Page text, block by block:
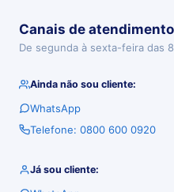
Canais de atendimento
De segunda à sexta-feira das
Ainda não sou cliente:
WhatsApp
Telefone: 0800 600 0920
Já sou cliente: